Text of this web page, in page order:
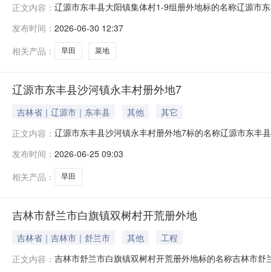
正文内容： 辽源市东丰县大阳镇集体村1-9组册外地标的名称辽源市
西至南至北至1刘绪才50.0一组菜地1旱田以实际地块为
发布时间： 2026-06-30 12:37
相关产品：
旱田 菜地
辽源市东丰县沙河镇永丰村册外地7
吉林省｜辽源市｜东丰县 其他
其它
正文内容： 辽源市东丰县沙河镇永丰村册外地7标的名称辽源市东丰
南至北至1马成涛235.0永丰村老马房后4.7旱田以实际地
发布时间： 2026-06-25 09:03
相关产品：
旱田
吉林市舒兰市白旗镇双树村开荒册外地
吉林省｜吉林市｜舒兰市 其他
工程
正文内容： 吉林市舒兰市白旗镇双树村开荒册外地标的名称吉林市